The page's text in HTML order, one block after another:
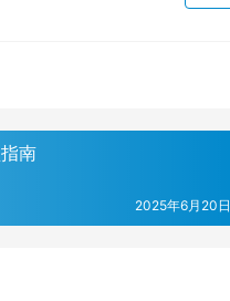
南
2025年6月20日